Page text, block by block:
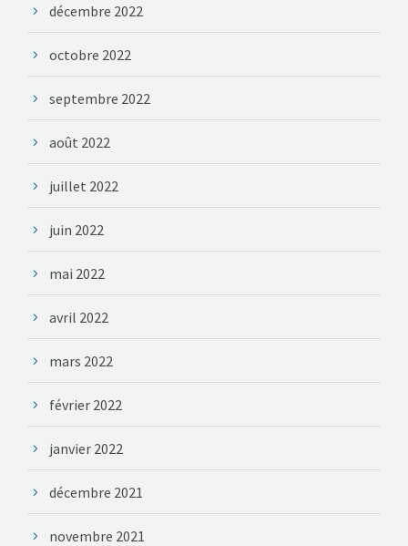
décembre 2022
octobre 2022
septembre 2022
août 2022
juillet 2022
juin 2022
mai 2022
avril 2022
mars 2022
février 2022
janvier 2022
décembre 2021
novembre 2021